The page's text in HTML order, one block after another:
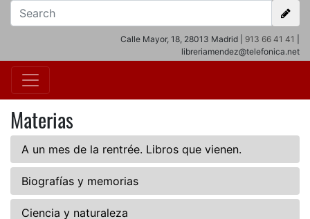
Calle Mayor, 18, 28013 Madrid | 913 66 41 41
libreriamendez@telefonica.net
Materias
A un mes de la rentrée. Libros que vienen.
Biografías y memorias
Ciencia y naturaleza